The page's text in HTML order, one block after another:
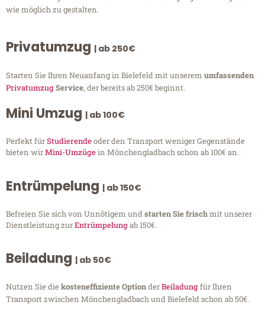
wie möglich zu gestalten.
Privatumzug | ab 250€
Starten Sie Ihren Neuanfang in Bielefeld mit unserem umfassenden
PrivatumzugService, der bereits ab 250€ beginnt.
Mini Umzug | ab 100€
Perfekt fürStudierendeoder den Transport weniger Gegenstände
bieten wirMini-Umzügein Mönchengladbach schon ab 100€ an.
Entrümpelung | ab 150€
Befreien Sie sich von Unnötigem undstarten Sie frischmit unserer
Dienstleistung zurEntrümpelungab 150€.
Beiladung | ab 50€
Nutzen Sie diekosteneffiziente OptionderBeiladungfür Ihren
Transport zwischen Mönchengladbach und Bielefeld schon ab 50€.